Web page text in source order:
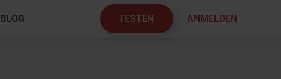
BLOG TESTEN ANMELDEN